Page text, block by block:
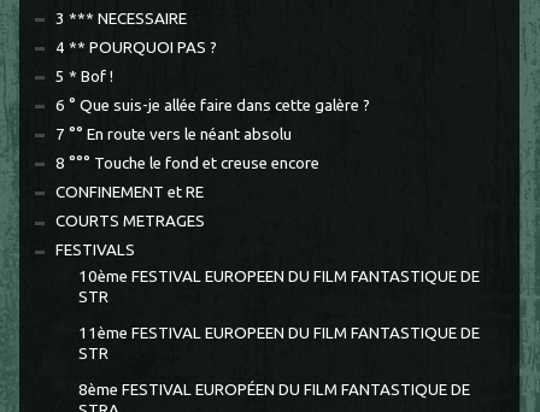
3 *** NECESSAIRE
4 ** POURQUOI PAS ?
5 * Bof !
6 ° Que suis-je allée faire dans cette galère ?
7 °° En route vers le néant absolu
8 °°° Touche le fond et creuse encore
CONFINEMENT et RE
COURTS METRAGES
FESTIVALS
10ème FESTIVAL EUROPEEN DU FILM FANTASTIQUE DE
STR
11ème FESTIVAL EUROPEEN DU FILM FANTASTIQUE DE
STR
8ème FESTIVAL EUROPÉEN DU FILM FANTASTIQUE DE